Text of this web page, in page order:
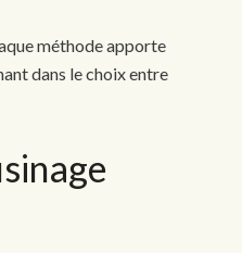
méthode apporte
dans le choix entre